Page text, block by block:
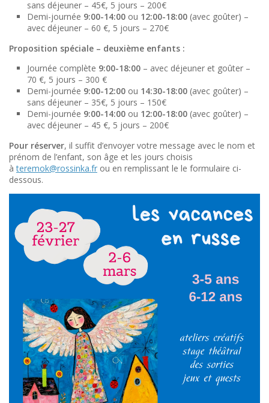
sans déjeuner – 45€, 5 jours – 200€
Demi-journée 9:00-14:00 ou 12:00-18:00 (avec goûter) –
avec déjeuner – 60 €, 5 jours – 270€
Proposition spéciale – deuxième enfants :
Journée complète 9:00-18:00 – avec déjeuner et goûter –
70 €, 5 jours – 300 €
Demi-journée 9:00-12:00 ou 14:30-18:00 (avec goûter) –
sans déjeuner – 35€,️ 5 jours – 150€
Demi-journée 9:00-14:00 ou 12:00-18:00 (avec goûter) –
avec déjeuner – 45 €, 5 jours – 200€
Pour réserver, il suffit d’envoyer votre message avec le nom et
prénom de l’enfant, son âge et les jours choisis
àteremok@rossinka.fr ou en remplissant le le formulaire ci-
dessous.